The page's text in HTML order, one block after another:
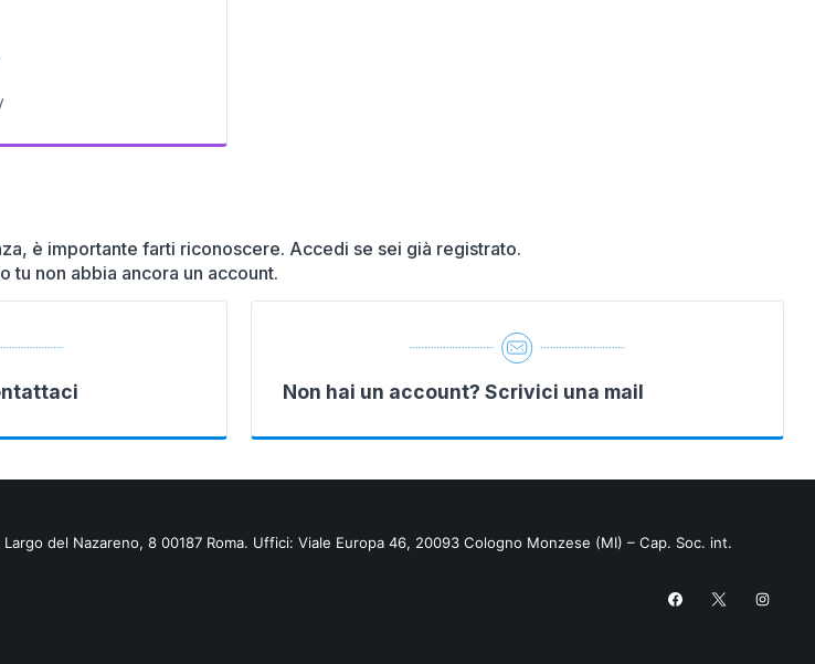
è importante farti riconoscere. Accedi se sei già registrato.
tu non abbia ancora un account.
Non hai un account? Scrivici una mail
del Nazareno, 8 00187 Roma. Uffici: Viale Europa 46, 20093 Cologno Monzese (MI) – Cap. Soc. int.